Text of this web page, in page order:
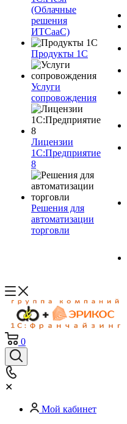
(Облачные
решения
ИТСааС)
Продукты 1С
Услуги
сопровождения
Лицензии
1С:Предприятие
8
Решения для
автоматизации
торговли
0
✕
Мой кабинет